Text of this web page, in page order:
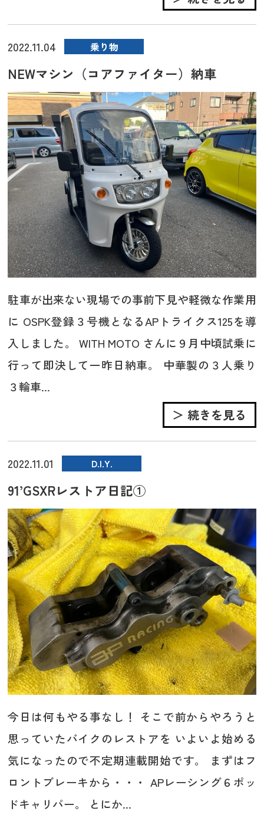
2022.11.04 乗り物
NEWマシン（コアファイター）納車
駐車が出来ない現場での事前下見や軽微な作業用
に OSPK登録３号機となるAPトライクス125を導
入しました。 WITH MOTO さんに９月中頃試乗に
行って即決して一昨日納車。 中華製の３人乗り
３輪車...
＞ 続きを見る
2022.11.01 D.I.Y.
91’GSXRレストア日記①
今日は何もやる事なし！ そこで前からやろうと
思っていたバイクのレストアを いよいよ始める
気になったので不定期連載開始です。 まずはフ
ロントブレーキから・・・ APレーシング６ポッ
ドキャリパー。 とにか...